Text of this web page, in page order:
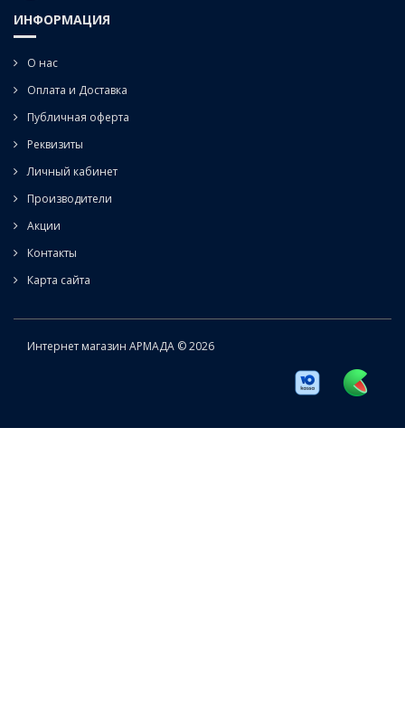
ИНФОРМАЦИЯ
О нас
Оплата и Доставка
Публичная оферта
Реквизиты
Личный кабинет
Производители
Акции
Контакты
Карта сайта
Интернет магазин АРМАДА © 2026